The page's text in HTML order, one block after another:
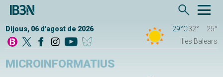
Dijous, 06 d'agost de 2026 29°C32°
25°
Illes Balears
MICROINFORMATIUS